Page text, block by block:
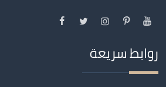
روابط سريعة